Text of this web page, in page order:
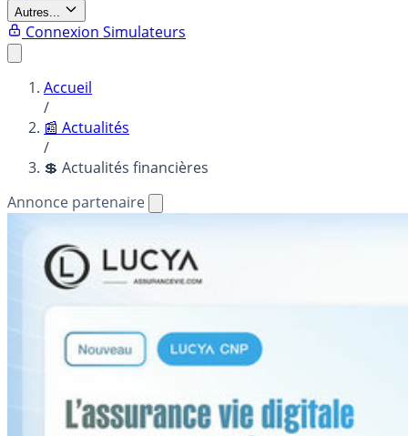
Autres...
Connexion Simulateurs
Accueil
/
📰 Actualités
/
💲 Actualités financières
Annonce partenaire